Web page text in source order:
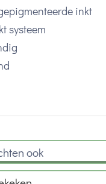
inkt
systeem
ook